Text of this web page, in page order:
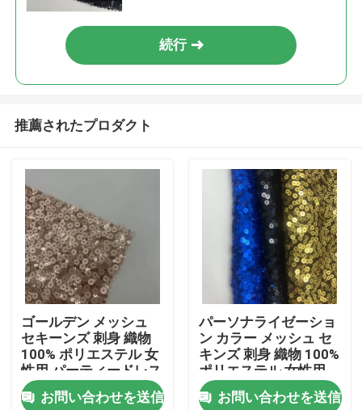
続行
推薦されたプロダクト
ゴールデン メッシュ
セキーンズ 刺身 織物
100% ポリエステル 女
性用 パーティードレス
お問い合わせを送信
パーソナライゼーショ
ン カラー メッシュ セ
キンズ 刺身 織物 100%
ポリエステル 女性用
パーティードレス
お問い合わせを送信